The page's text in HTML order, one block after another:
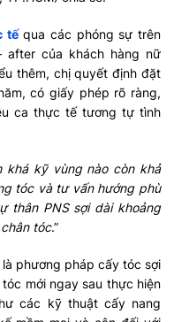
tếqua các phóng sự trên
after của khách hàng nữ
thêm, chị quyết định đặt
có giấy phép rõ ràng,
ca thực tế tương tự tình
khá kỹ vùng nào còn khả
tóc và tư vấn hướng phù
thân PNS sợi dài khoảng
tóc.”
phương pháp cấy tóc sợi
mới ngay sau thực hiện
các kỹ thuật cấy nang